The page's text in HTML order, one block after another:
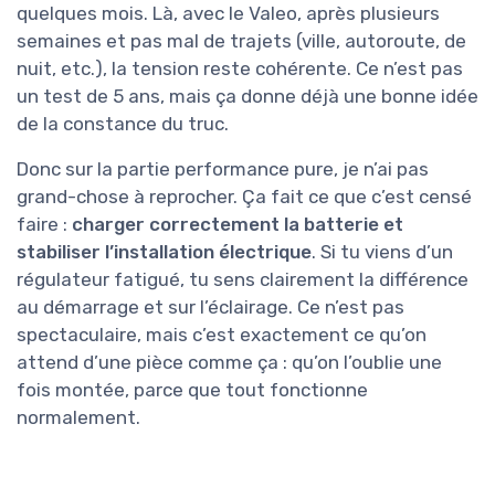
quelques mois. Là, avec le Valeo, après plusieurs
semaines et pas mal de trajets (ville, autoroute, de
nuit, etc.), la tension reste cohérente. Ce n’est pas
un test de 5 ans, mais ça donne déjà une bonne idée
de la constance du truc.
Donc sur la partie performance pure, je n’ai pas
grand-chose à reprocher. Ça fait ce que c’est censé
faire : charger correctement la batterie et
stabiliser l’installation électrique. Si tu viens d’un
régulateur fatigué, tu sens clairement la différence
au démarrage et sur l’éclairage. Ce n’est pas
spectaculaire, mais c’est exactement ce qu’on
attend d’une pièce comme ça : qu’on l’oublie une
fois montée, parce que tout fonctionne
normalement.